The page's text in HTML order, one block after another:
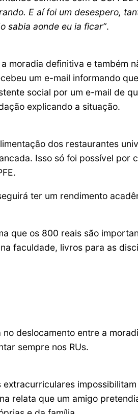
E aí foi um desespero,
sabia aonde eu ia ficar”.
definitiva e também
um e-mail informando
social por um e-mail de
explicando a situação.
dos restaurantes
Isso só foi possível
ter um rendimento
que os 800 reais são
faculdade, livros para as
deslocamento entre a
sempre nos RUs.
relata que um amigo